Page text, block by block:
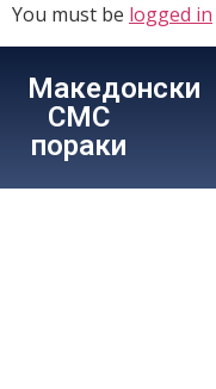
You must be logged in
Македонски
СМС
пораки